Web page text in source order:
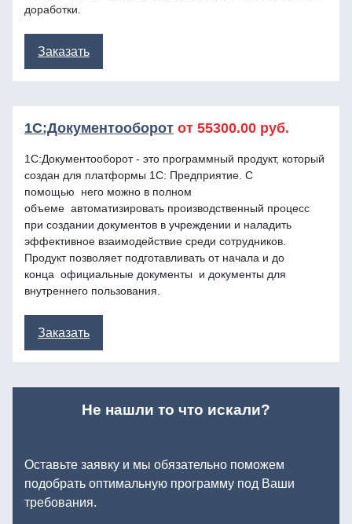
доработки.
Заказать
1С:Документооборот от 55300.00 руб.
1С:Документооборот - это программный продукт, который
создан для платформы 1С: Предприятие. С
помощью него можно в полном
объеме автоматизировать производственный процесс
при создании документов в учреждении и наладить
эффективное взаимодействие среди сотрудников.
Продукт позволяет подготавливать от начала и до
конца официальные документы и документы для
внутреннего пользования.
Заказать
Не нашли то что искали?
Оставьте заявку и мы обязательно поможем
подобрать оптимальную программу под Ваши
требования.